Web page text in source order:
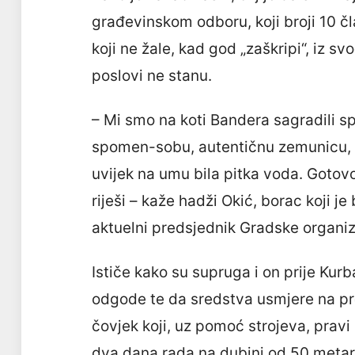
građevinskom odboru, koji broji 10
koji ne žale, kad god „zaškripi“, iz
poslovi ne stanu.
– Mi smo na koti Bandera sagradili
spomen-sobu, autentičnu
uvijek na umu bila pitka voda.
riješi – kaže hadži Okić, borac koji
aktuelni predsjednik Gradske
Ističe kako su supruga i on prije
odgode te da sredstva usmjere na
čovjek koji, uz pomoć strojeva,